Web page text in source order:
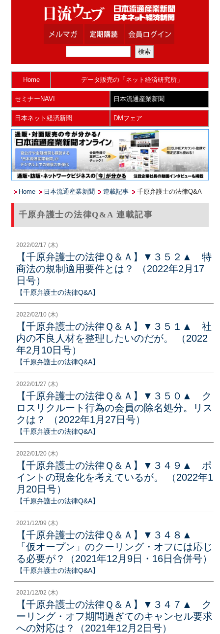
Home データ販売の「ネット経済研究所」
セミナーNAVI 日本流通産業新聞
日本ネット経済新聞 DMフェア
Home 日本流通産業新聞 連載記事 千原弁護士の法律Q&A
千原弁護士の法律Q&A 連載記事
2022/02/17 (木)
【千原弁護士の法律Ｑ＆Ａ】▼３５２▲ 特
商法の規制適用要件とは？ （2022年2月17
日号）
【千原弁護士の法律Q&A】
2022/02/10 (木)
【千原弁護士の法律Ｑ＆Ａ】▼３５１▲ 社
内の不良人材を整理したいのだが。 （2022
年2月10日号）
【千原弁護士の法律Q&A】
2022/01/27 (木)
【千原弁護士の法律Ｑ＆Ａ】▼３５０▲ ク
ロスリクルート行為の会員の除名処分。リス
クは？ （2022年1月27日号）
【千原弁護士の法律Q&A】
2022/01/20 (木)
【千原弁護士の法律Ｑ＆Ａ】▼３４９▲ ポ
イントの現金化を考えているが。 （2022年1
月20日号）
【千原弁護士の法律Q&A】
2021/12/09 (木)
【千原弁護士の法律Ｑ＆Ａ】▼３４８▲
「仮オープン」のクーリング・オフには応じ
る必要が？（2021年12月9日・16日合併号）
【千原弁護士の法律Q&A】
2021/12/02 (木)
【千原弁護士の法律Ｑ＆Ａ】▼３４７▲ ク
ーリング・オフ期間過ぎてのキャンセル要求
への対応は？（2021年12月2日号）